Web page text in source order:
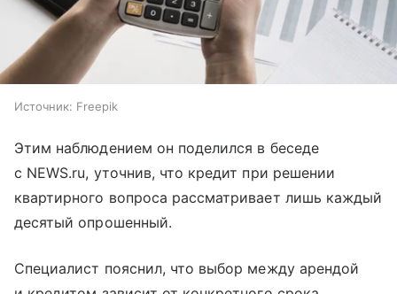
Источник: Freepik
Этим наблюдением он поделился в беседе
с NEWS.ru, уточнив, что кредит при решении
квартирного вопроса рассматривает лишь каждый
десятый опрошенный.
Специалист пояснил, что выбор между арендой